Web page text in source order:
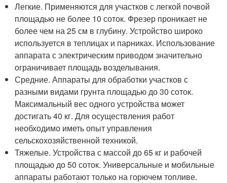
Легкие. Применяются для участков с легкой почвой
площадью не более 10 соток. Фрезер проникает не
более чем на 25 см в глубину. Устройство широко
используется в теплицах и парниках. Использование
аппарата с электрическим приводом значительно
ограничивает площадь возделывания.
Средние. Аппараты для обработки участков с
разными видами грунта площадью до 30 соток.
Максимальный вес одного устройства может
достигать 40 кг. Для осуществления работ
необходимо иметь опыт управления
сельскохозяйственной техникой.
Тяжелые. Устройства с массой до 65 кг и рабочей
площадью до 50 соток. Универсальные и мобильные
аппараты работают только на горючем топливе.